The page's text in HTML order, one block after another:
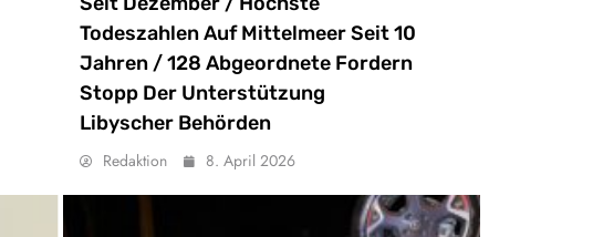
Todeszahlen Auf Mittelmeer Seit 10
Jahren / 128 Abgeordnete Fordern
Stopp Der Unterstützung
Libyscher Behörden
Redaktion 8. April 2026